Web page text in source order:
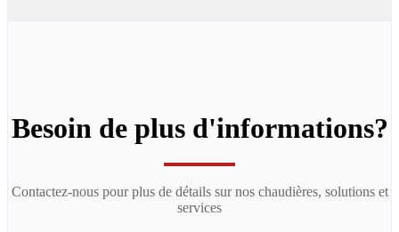
Besoin de plus d'informations?
Contactez-nous pour plus de détails sur nos chaudières, solutions et
services